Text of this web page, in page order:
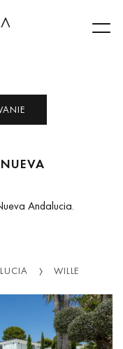
Andalucia.
WILLE